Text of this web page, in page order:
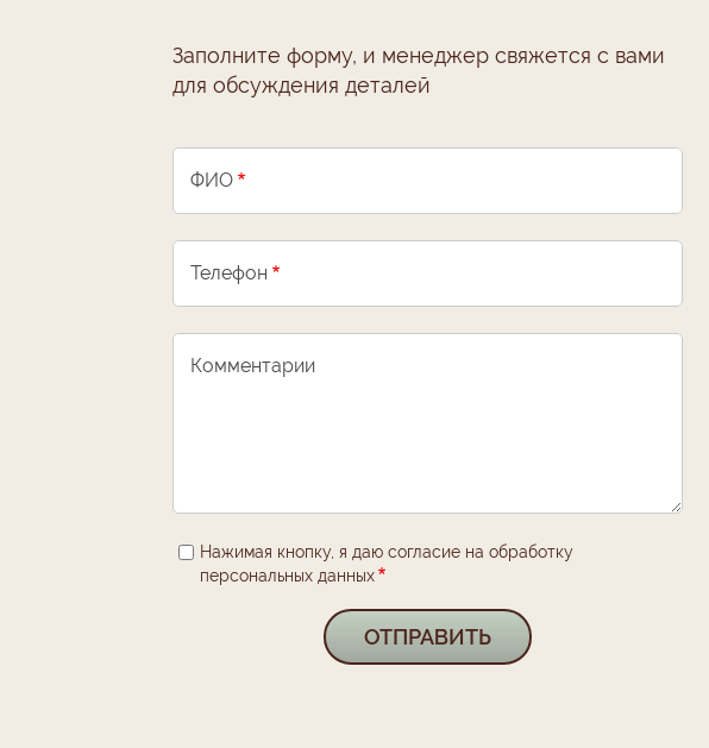
Заполните форму, и менеджер свяжется с вами
для обсуждения деталей
ФИО
Телефон
Комментарии
Нажимая кнопку, я даю согласие на обработку
персональных данных